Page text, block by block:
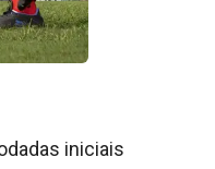
iniciais